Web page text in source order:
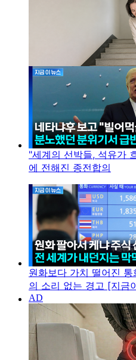
"세계의 선박들, 석유가
에 전해진 종전합의
원화보다 가치 떨어진
의 소리 없는 경고 [지금